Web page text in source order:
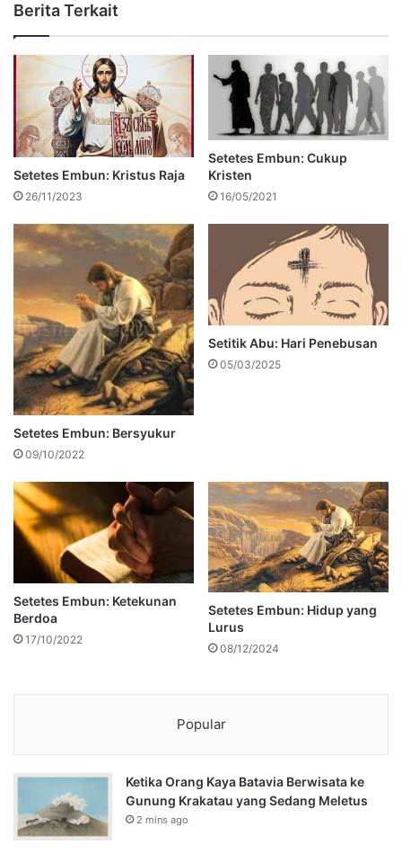
Berita Terkait
Setetes Embun: Kristus Raja
26/11/2023
Setetes Embun: Cukup
Kristen
16/05/2021
Setetes Embun: Bersyukur
09/10/2022
Setitik Abu: Hari Penebusan
05/03/2025
Setetes Embun: Ketekunan
Berdoa
17/10/2022
Setetes Embun: Hidup yang
Lurus
08/12/2024
Popular
Ketika Orang Kaya Batavia Berwisata ke
Gunung Krakatau yang Sedang Meletus
2 mins ago